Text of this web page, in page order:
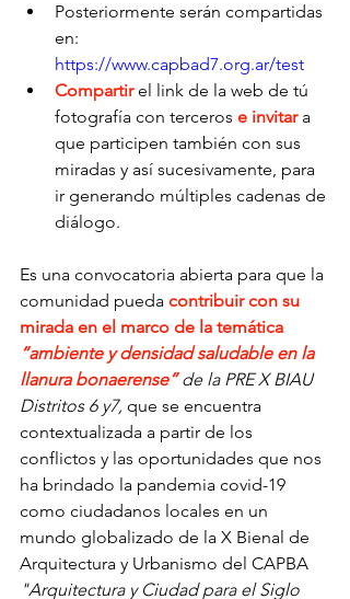
Posteriormente serán compartidas
en:
https://www.capbad7.org.ar/test
Compartir el link de la web de tú
fotografía con terceros e invitar a
que participen también con sus
miradas y así sucesivamente, para
ir generando múltiples cadenas de
diálogo.
Es una convocatoria abierta para que la
comunidad pueda contribuir con su
mirada en el marco de la temática
“ambiente y densidad saludable en la
llanura bonaerense” de la PRE X BIAU
Distritos 6 y7, que se encuentra
contextualizada a partir de los
conflictos y las oportunidades que nos
ha brindado la pandemia covid-19
como ciudadanos locales en un
mundo globalizado de la X Bienal de
Arquitectura y Urbanismo del CAPBA
"Arquitectura y Ciudad para el Siglo